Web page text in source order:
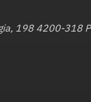
198 4200-318